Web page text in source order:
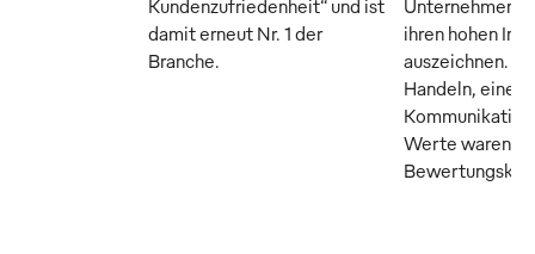
Kundenzufriedenheit“ und ist
damit erneut Nr. 1 der
Branche.
Unternehmen,
ihren hohen
auszeichnen.
Handeln, eine
Werte waren